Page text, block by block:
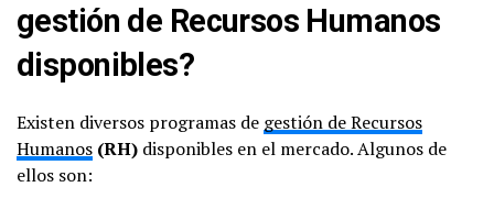
gestión de Recursos Humanos
disponibles?
Existen diversos programas de gestión de Recursos
Humanos (RH) disponibles en el mercado. Algunos de
ellos son: